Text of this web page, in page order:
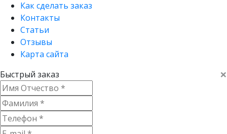
Как сделать заказ
Контакты
Статьи
Отзывы
Карта сайта
×
Быстрый заказ